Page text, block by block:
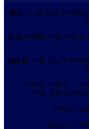
본점 : 서울 강남구 테헤
삼성 WM점 : 서울 서초구
성동점 : 서울 강남구 테헤
대표자: 이호석 ㅣ 사
대표 전화 02-
이메일:
영업시간: 오